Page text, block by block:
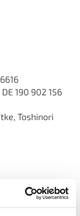
190 902 156
Toshinori